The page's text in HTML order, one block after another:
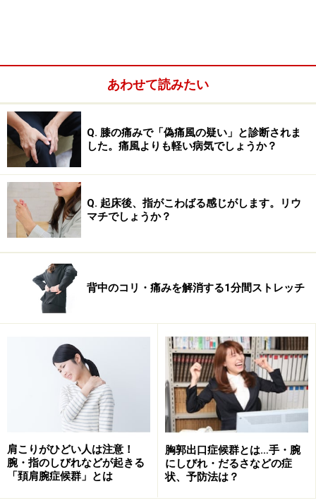
動きや胸椎の機能も影響を受けてしまい、背部痛をおこ
す原因になるのです。
背中のコリ・痛みを和らげる方法は？ 深呼
吸しながら筋肉を伸ばすストレッチ
胸郭の動きに関わる筋肉への血行不良から筋肉の栄養不
足、酸欠状態が続くと、背中の筋肉のコリが慢性化し、
いわゆる「ぎっくり背中」のような急な背中の痛みを引
き起す原因にもなってしまいます。
あわせて読みたい
Q. 膝の痛みで「偽痛風の疑い」と診断されま
した。痛風よりも軽い病気でしょうか？
Q. 起床後、指がこわばる感じがします。リウ
マチでしょうか？
背中のコリ・痛みを解消する1分間ストレッチ
肩こりがひどい人は注意！
腕・指のしびれなどが起きる
「頚肩腕症候群」とは
胸郭出口症候群とは…手・腕
にしびれ・だるさなどの症
状、予防法は？